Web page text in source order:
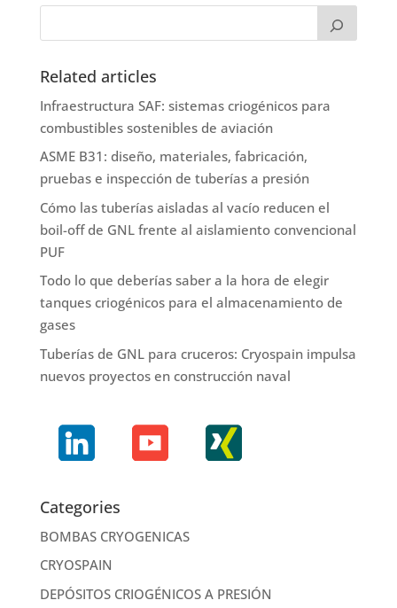
Related articles
Infraestructura SAF: sistemas criogénicos para
combustibles sostenibles de aviación
ASME B31: diseño, materiales, fabricación,
pruebas e inspección de tuberías a presión
Cómo las tuberías aisladas al vacío reducen el
boil-off de GNL frente al aislamiento convencional
PUF
Todo lo que deberías saber a la hora de elegir
tanques criogénicos para el almacenamiento de
gases
Tuberías de GNL para cruceros: Cryospain impulsa
nuevos proyectos en construcción naval
Categories
BOMBAS CRYOGENICAS
CRYOSPAIN
DEPÓSITOS CRIOGÉNICOS A PRESIÓN